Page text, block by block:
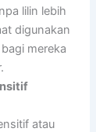
lilin lebih
digunakan
mereka
atau